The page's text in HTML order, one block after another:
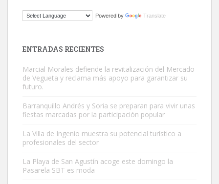
Este gato macho ha aparecido en la calle hace menos de un mes,
Busco adopción responsable para mi perra. Pastor alemán,
hembra, 4 años. Por motivos personales ...
Powered by Translate
ENTRADAS RECIENTES
Marcial Morales defiende la revitalización del Mercado
de Vegueta y reclama más apoyo para garantizar su
futuro.
Barranquillo Andrés y Soria se preparan para vivir unas
fiestas marcadas por la participación popular
La Villa de Ingenio muestra su potencial turístico a
profesionales del sector
La Playa de San Agustín acoge este domingo la
Pasarela SBT es moda